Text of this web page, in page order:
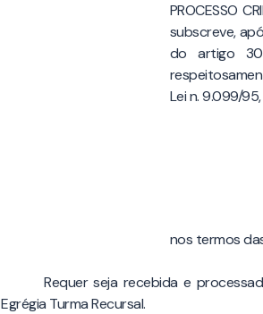
PROCESSO
subscreve,
do artigo
Lei n. 9.099/
nos termos
Requer seja recebida e
Egrégia Turma Recursal.